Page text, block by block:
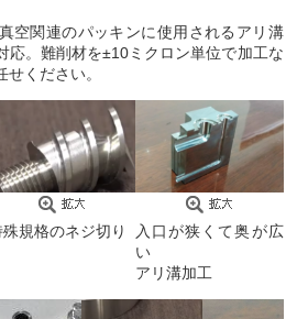
空関連のパッキンに使用されるアリ溝
応。難削材を±10ミクロン単位で加工な
ください。
殊規格のネジ切り
入口が狭くて奥が広
い
アリ溝加工